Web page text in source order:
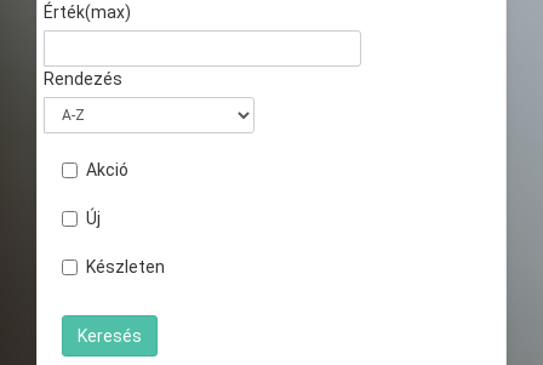
Érték(max)
Rendezés
Akció
Új
Készleten